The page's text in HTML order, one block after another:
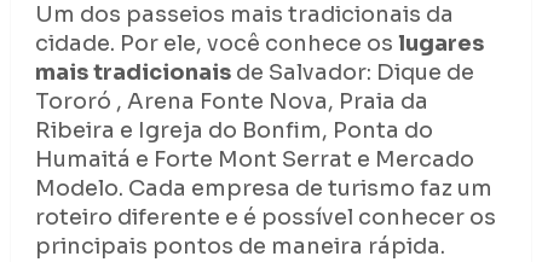
Um dos passeios mais tradicionais da
cidade. Por ele, você conhece os lugares
mais tradicionaisde Salvador: Dique de
Tororó , Arena Fonte Nova, Praia da
Ribeira e Igreja do Bonfim, Ponta do
Humaitá e Forte Mont Serrat e Mercado
Modelo. Cada empresa de turismo faz um
roteiro diferente e é possível conhecer os
principais pontos de maneira rápida.